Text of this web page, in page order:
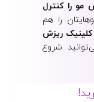
مو را کنترل
را هم
کلینیک ریزش
شروع